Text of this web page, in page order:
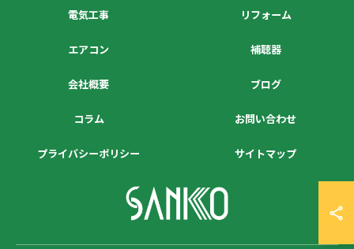
電気工事 リフォーム
エアコン 補聴器
会社概要 ブログ
コラム お問い合わせ
プライバシーポリシー サイトマップ